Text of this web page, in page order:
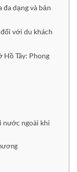
đa dạng và bản
với du khách
Hồ Tây: Phong
nước ngoài khi